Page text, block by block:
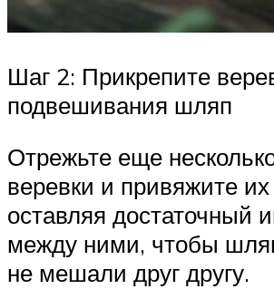
Шаг 2: Прикрепите
подвешивания шляп
Отрежьте еще
веревки и привяжите их
оставляя достаточный
между ними, чтобы
не мешали друг другу.